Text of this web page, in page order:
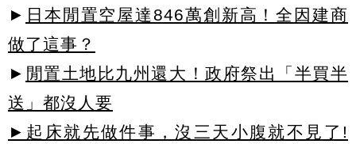
► 日本閒置空屋達846萬創新高！全因建商
做了這事？
► 閒置土地比九州還大！政府祭出「半買半
送」都沒人要
►起床就先做件事，沒三天小腹就不見了!